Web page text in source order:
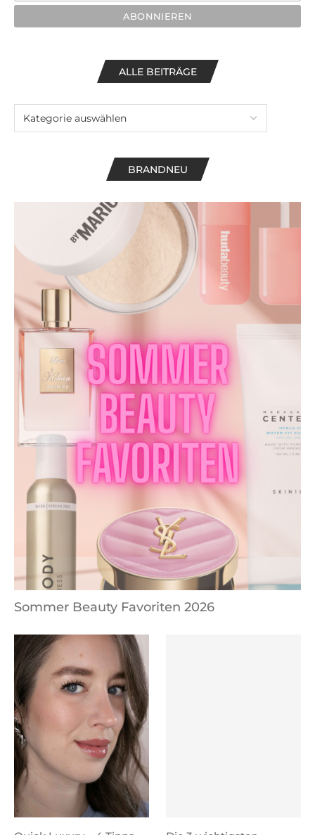
ALLE BEITRÄGE
BRANDNEU
Sommer Beauty Favoriten 2026